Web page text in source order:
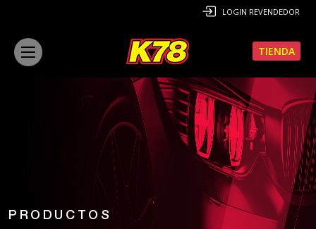
LOGIN REVENDEDOR
TIENDA
PRODUCTOS